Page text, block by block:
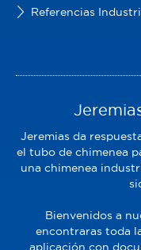
Referencias
Jeremias da
el tubo de chimenea
una chimenea
Bienvenidos a
encontraras toda